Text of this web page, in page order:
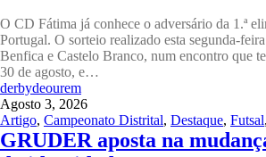
O CD Fátima já conhece o adversário da 1.ª
Portugal. O sorteio realizado esta segunda-
Benfica e Castelo Branco, num encontro que
30 de agosto, e…
derbydeourem
Agosto 3, 2026
Artigo, Campeonato Distrital, Destaque, Futsal,
GRUDER aposta na